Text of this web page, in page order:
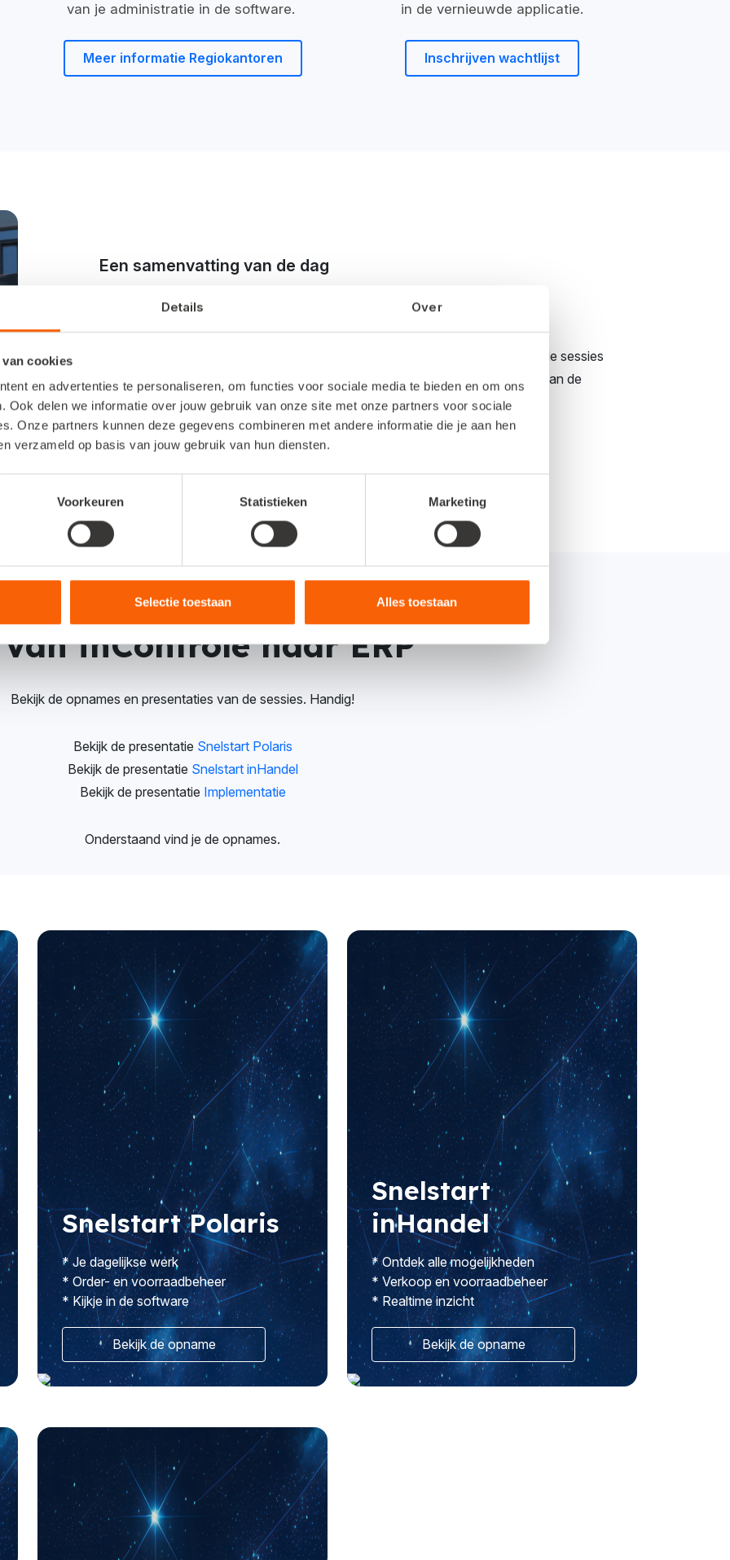
Details Over
cookies
en advertenties te personaliseren, om functies voor sociale media te bieden en om ons
Ook delen we informatie over jouw gebruik van onze site met onze partners voor sociale
Onze partners kunnen deze gegevens combineren met andere informatie die je aan hen
verzameld op basis van jouw gebruik van hun diensten.
Voorkeuren Statistieken Marketing
Selectie toestaan Alles toestaan
van je administratie in de software.
Meer informatie Regiokantoren
in de vernieuwde applicatie.
Inschrijven wachtlijst
Een samenvatting van de dag
Bekijk de aftermovie
Op de prachtige locatie in Lunteren hebben we een mooie dag vol inspirerende sessies
gehouden. Wil je nog even terugblikken op de fijne sfeer van de dag? Bekijk dan de
aftermovie van Van inControle naar ERP!
Bekijk de aftermovie
sessie en break-outsessies
inControle naar ERP
Bekijk de opnames en presentaties van de sessies. Handig!
Bekijk de presentatie Snelstart Polaris
Bekijk de presentatie Snelstart inHandel
Bekijk de presentatie Implementatie
Onderstaand vind je de opnames.
Snelstart Polaris
* Je dagelijkse werk
* Order- en voorraadbeheer
* Kijkje in de software
Bekijk de opname
Snelstart
inHandel
* Ontdek alle mogelijkheden
* Verkoop en voorraadbeheer
* Realtime inzicht
Bekijk de opname